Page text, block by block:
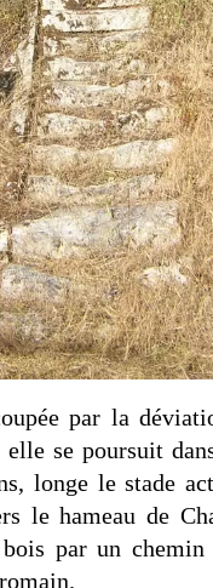
par la
elle se poursuit
longe le stade
le hameau de
bois par un